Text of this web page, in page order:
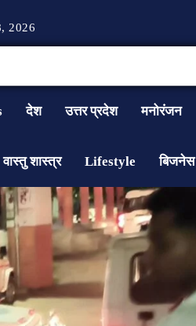
2026
देश उत्तर प्रदेश मनोरंजन
वास्तु शास्त्र Lifestyle बिजनेस